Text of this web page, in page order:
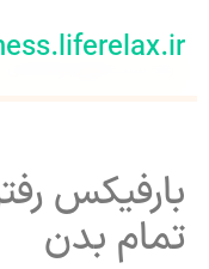
اوه! شما هیچ نوشته‌ای
بارفیکس
تمام بدن